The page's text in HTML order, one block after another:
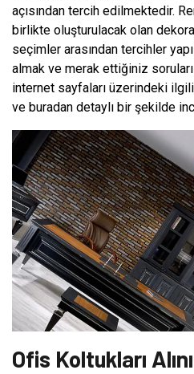
açısından tercih edilmektedir.
birlikte oluşturulacak olan
seçimler arasından tercihler
almak ve merak ettiğiniz
internet sayfaları üzerindeki
ve buradan detaylı bir şekilde
Ofis Koltukları